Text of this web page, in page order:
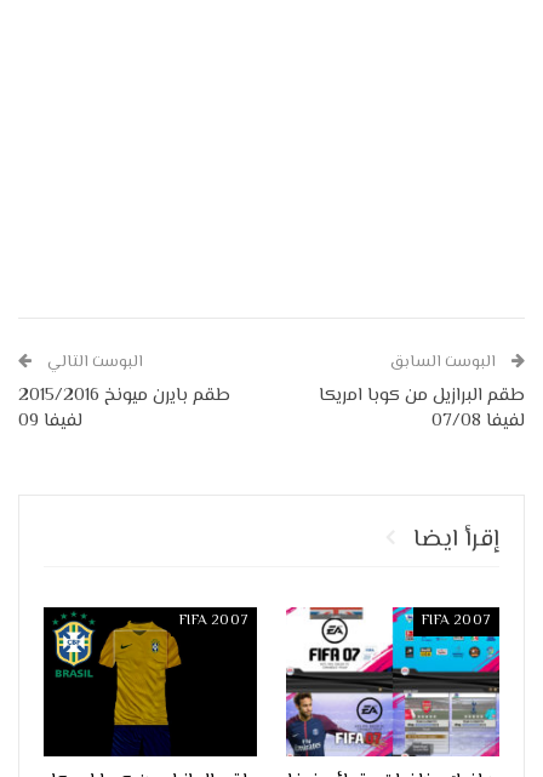
البوست السابق
طقم البرازيل من كوبا امريكا
لفيفا 07/08
البوست التالي
طقم بايرن ميونخ 2015/2016
لفيفا 09
إقرأ ايضا
FIFA 2007
FIFA 2007